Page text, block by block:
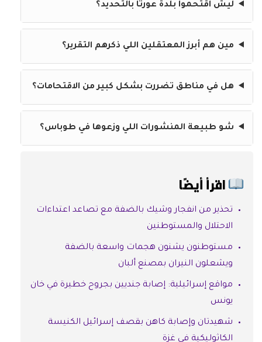
ليش اقتحموا بلدة عورتا بالتحديد؟
مين هم أبرز المعتقلين اللي ذكرهم التقرير؟
هل في مناطق تضررت بشكل كبير من الاقتحامات؟
شو طبيعة المنشورات اللي وزعوها في طوباس؟
اقرأ أيضًا
تحذير من انفجار وشيك بالضفة مع تصاعد اعتداءات
الاحتلال والمستوطنين
مستوطنون يشنون هجمات واسعة بالضفة
ويشعلون النيران بمصنع ألبان
مواقع إسرائيلية: إصابة جنديين بجروح خطيرة في خان
يونس
شهيدتان وإصابة كاهن بقصف إسرائيل الكنيسة
الكاثوليكية في غزة